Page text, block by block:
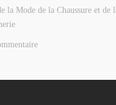
la Mode de la Chaussure et de